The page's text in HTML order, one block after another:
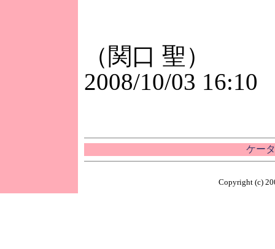
（関口 聖）
2008/10/03 16:10
ケー
Copyright (c)